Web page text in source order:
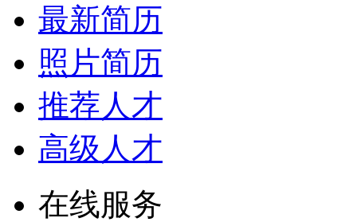
最新简历
照片简历
推荐人才
高级人才
在线服务